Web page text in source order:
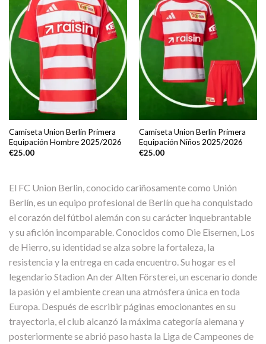
Camiseta Union Berlin Primera
Equipación Hombre 2025/2026
€25.00
Camiseta Union Berlin Primera
Equipación Niños 2025/2026
€25.00
El FC Union Berlin, conocido cariñosamente como Unión
Berlín, es un equipo profesional de Berlín que ha conquistado
el corazón del fútbol alemán con su carácter inquebrantable
y su afición incomparable. Conocidos como Die Eisernen, Los
de Hierro, su identidad se alza sobre la fortaleza, la
resistencia y la entrega en cada encuentro. Su hogar es el
legendario Stadion An der Alten Försterei, un escenario donde
la pasión y el ambiente crean una atmósfera única en toda
Europa. Después de escribir páginas emocionantes en su
trayectoria, el club alcanzó la máxima categoría alemana y
posteriormente se abrió paso hasta la Liga de Campeones de